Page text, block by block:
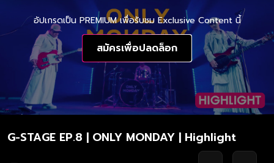
อัปเกรดเป็น PREMIUM เพื่อรับชม Exclusive Content นี้
สมัครเพื่อปลดล็อก
G-STAGE EP.8 | ONLY MONDAY | Highlight